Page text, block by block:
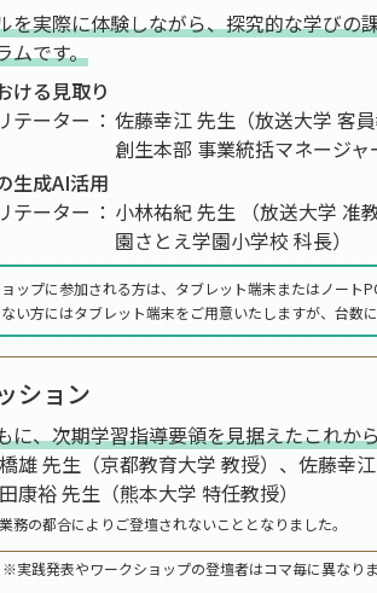
を実際に体験しながら、探究的な学びの
ムです。
ける見取り
テーター
佐藤幸江 先生（放送大学 客
創生本部 事業統括マネージャ
生成AI活用
テーター
小林祐紀 先生 （放送大学 准
園さとえ学園小学校 科長）
ップに参加される方は、タブレット端末またはノート
い方にはタブレット端末をご用意いたしますが、台数
ション
に、次期学習指導要領を見据えたこれか
雄 先生（京都教育大学 教授）、佐藤幸
康裕 先生（熊本大学 特任教授）
務の都合によりご登壇されないこととなりました。
※実践発表やワークショップの登壇者はコマ毎に異なり